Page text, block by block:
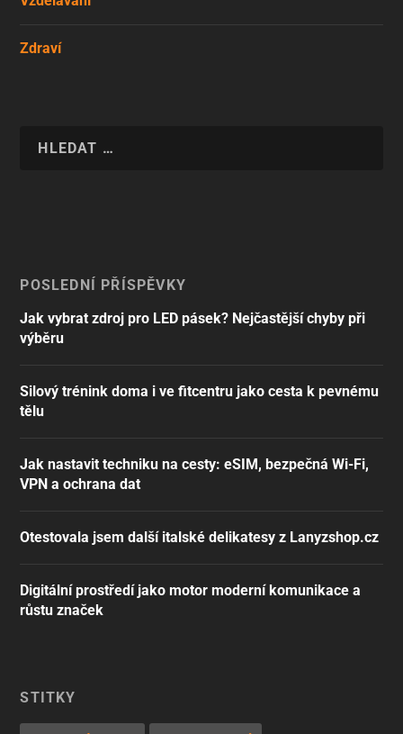
Zdraví
POSLEDNÍ PŘÍSPĚVKY
Jak vybrat zdroj pro LED pásek? Nejčastější chyby při
výběru
Silový trénink doma i ve fitcentru jako cesta k pevnému
tělu
Jak nastavit techniku na cesty: eSIM, bezpečná Wi-Fi,
VPN a ochrana dat
Otestovala jsem další italské delikatesy z Lanyzshop.cz
Digitální prostředí jako motor moderní komunikace a
růstu značek
ŠTÍTKY